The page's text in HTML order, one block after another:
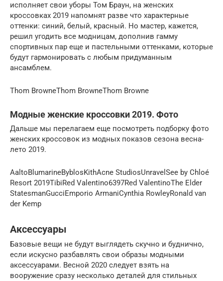
исполняет свои уборы Том Браун, на женских
кроссовках 2019 напомнят разве что характерные
оттенки: синий, белый, красный. Но мастер, кажется,
решил угодить все модницам, дополнив гамму
спортивных пар еще и пастельными оттенками, которые
будут гармонировать с любым придуманным
ансамблем.
Thom BrowneThom BrowneThom Browne
Модные женские кроссовки 2019. Фото
Дальше мы перелагаем еще посмотреть подборку фото
женских кроссовок из модных показов сезона весна-
лето 2019.
AaltoBlumarineByblosKithAcne StudiosUnravelSee by Chloé
Resort 2019TibiRed Valentino6397Red ValentinoThe Elder
StatesmanGucciEmporio ArmaniCynthia RowleyRonald van
der Kemp
Аксессуары
Базовые вещи не будут выглядеть скучно и буднично,
если искусно разбавлять свои образы модными
аксессуарами. Весной 2020 следует взять на
вооружение сразу несколько деталей для стильных